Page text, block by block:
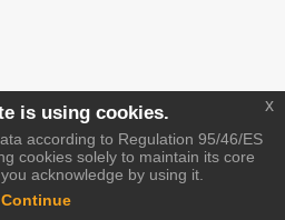
is using cookies.
according to Regulation 95/46/ES
cookies solely to maintain its core
acknowledge by using it.
Continue
x